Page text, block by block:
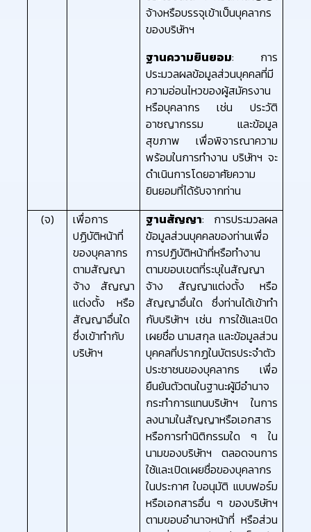
จ้างหรือบรรจุเข้าเป็นบุคลากร
ของบริษัทฯ
ฐานความยินยอม: การ
ประมวลผลข้อมูลส่วนบุคคลที่มี
ความอ่อนไหวของผู้สมัครงาน
หรือบุคลากร เช่น ประวัติ
อาชญากรรม และข้อมูล
สุขภาพ เพื่อพิจารณาความ
พร้อมในการทำงาน บริษัทฯ จะ
ดำเนินการโดยอาศัยความ
ยินยอมที่ได้รับจากท่าน
(จ)
เพื่อการ
ปฏิบัติหน้าที่
ของบุคลากร
ตามสัญญา
จ้าง สัญญา
แต่งตั้ง หรือ
สัญญาอื่นใด
ซึ่งเข้าทำกับ
บริษัทฯ
ฐานสัญญา: การประมวลผล
ข้อมูลส่วนบุคคลของท่านเพื่อ
การปฏิบัติหน้าที่หรือทำงาน
ตามขอบเขตที่ระบุในสัญญา
จ้าง สัญญาแต่งตั้ง หรือ
สัญญาอื่นใด ซึ่งท่านได้เข้าทำ
กับบริษัทฯ เช่น การใช้และเปิด
เผยชื่อ นามสกุล และข้อมูลส่วน
บุคคลที่ปรากฏในบัตรประจำตัว
ประชาชนของบุคลากร เพื่อ
ยืนยันตัวตนในฐานะผู้มีอำนาจ
กระทำการแทนบริษัทฯ ในการ
ลงนามในสัญญาหรือเอกสาร
หรือการทำนิติกรรมใด ๆ ใน
นามของบริษัทฯ ตลอดจนการ
ใช้และเปิดเผยชื่อของบุคลากร
ในประกาศ ใบอนุมัติ แบบฟอร์ม
หรือเอกสารอื่น ๆ ของบริษัทฯ
ตามขอบอำนาจหน้าที่ หรือส่วน